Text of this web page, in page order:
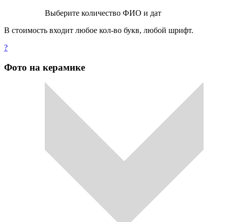
Выберите количество ФИО и дат
В стоимость входит любое кол-во букв, любой шрифт.
?
Фото на керамике